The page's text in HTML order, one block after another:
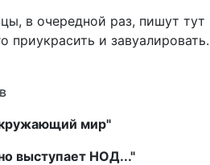
в очередной раз, пишут тут
приукрасить и завуалировать.
мир"
выступает НОД..."